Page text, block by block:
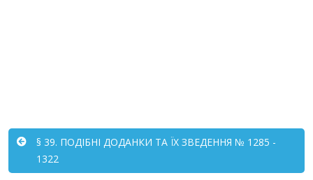
§ 39. ПОДІБНІ ДОДАНКИ ТА ЇХ ЗВЕДЕННЯ № 1285 -
1322